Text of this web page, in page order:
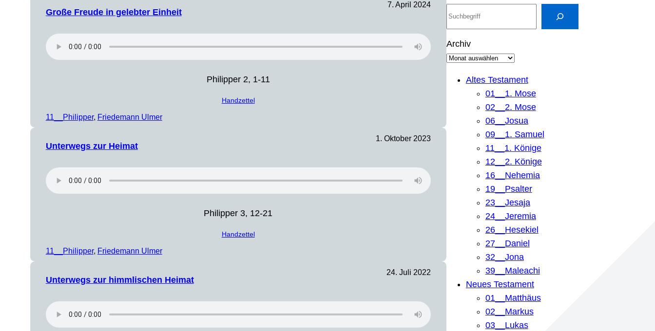
Große Freude in gelebter Einheit
7. April 2024
Philipper 2, 1-11
Handzettel
11__Philipper, Friedemann Ulmer
Unterwegs zur Heimat
1. Oktober 2023
Philipper 3, 12-21
Handzettel
11__Philipper, Friedemann Ulmer
Unterwegs zur himmlischen Heimat
24. Juli 2022
e
Archiv
Altes Testament
01__1. Mose
02__2. Mose
06__Josua
09__1. Samuel
11__1. Könige
12__2. Könige
16__Nehemia
19__Psalter
23__Jesaja
24__Jeremia
26__Hesekiel
27__Daniel
32__Jona
39__Maleachi
Neues Testament
01__Matthäus
02__Markus
03__Lukas